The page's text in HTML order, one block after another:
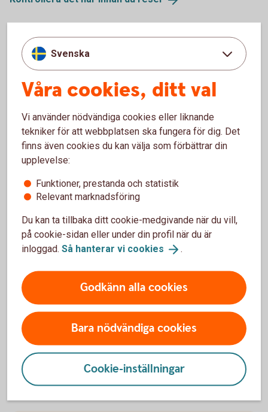
Hjälp under resan
Ibland har man otur och något händer under resan. Om du till
exempel blir sjuk eller skadad har vi samlat information om
vad du ska göra och hur du kontaktar oss.
Om något händer påresan
Så fungerar reseskyddet
Förlängt reseskydd - resor över 45 dagar
Om du är gravid
Anmäl skada
Svenska
Våra cookies, ditt val
Vi använder nödvändiga cookies eller liknande
tekniker för att webbplatsen ska fungera för dig. Det
finns även cookies du kan välja som förbättrar din
upplevelse:
Funktioner, prestanda och statistik
Relevant marknadsföring
Du kan ta tillbaka ditt cookie-medgivande när du vill,
på cookie-sidan eller under din profil när du är
inloggad. Så hanterar vi cookies .
Godkänn alla cookies
Bara nödvändiga cookies
Cookie-inställningar